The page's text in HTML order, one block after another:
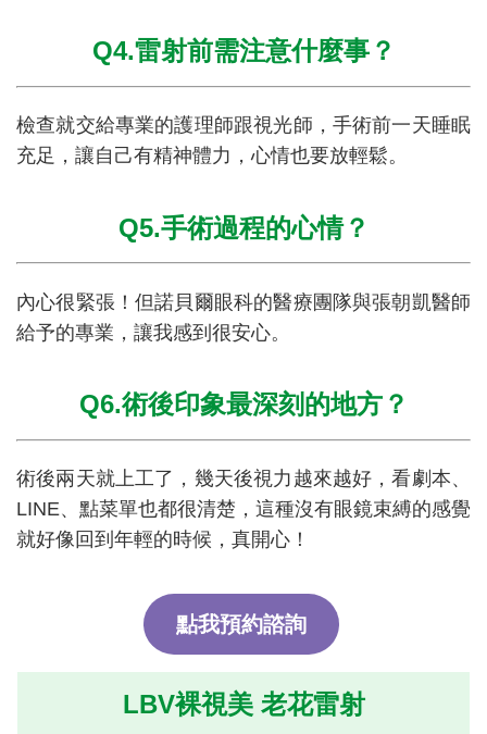
Q4.雷射前需注意什麼事？
檢查就交給專業的護理師跟視光師，手術前一天睡眠
充足，讓自己有精神體力，心情也要放輕鬆。
Q5.手術過程的心情？
內心很緊張！但諾貝爾眼科的醫療團隊與張朝凱醫師
給予的專業，讓我感到很安心。
Q6.術後印象最深刻的地方？
術後兩天就上工了，幾天後視力越來越好，看劇本、
LINE、點菜單也都很清楚，這種沒有眼鏡束縛的感覺
就好像回到年輕的時候，真開心！
點我預約諮詢
LBV裸視美 老花雷射